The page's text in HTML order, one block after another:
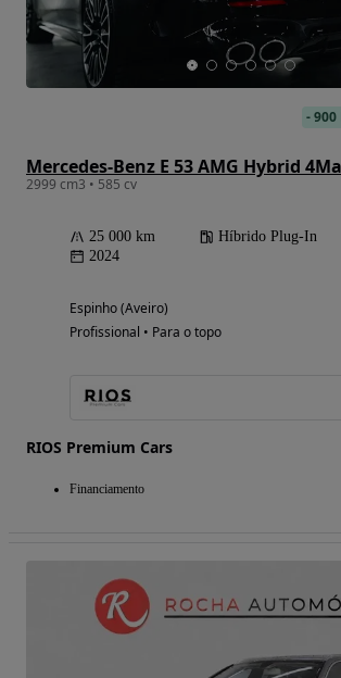
Mercedes-Benz E 53 AMG Hybrid
2999 cm3 • 585 cv
25 000 km Híbrido Plug-In
2024
Espinho (Aveiro)
Profissional • Para o topo
RIOS Premium Cars
Financiamento
-900